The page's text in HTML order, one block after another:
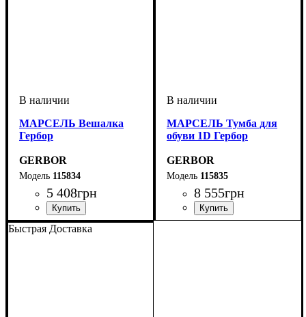
МАРСЕЛЬ Вешалка
Гербор
GERBOR
115834
5 408грн
ширина, мм: 96
высота, мм: 145,5
глубина, мм: 6
МАРСЕЛЬ Тумба для
обуви 1D Гербор
GERBOR
115835
8 555грн
Быстрая Доставка